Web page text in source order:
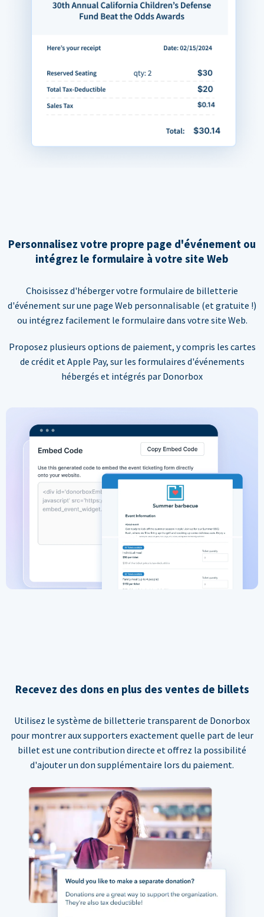
Personnalisez votre propre page d'événement ou
intégrez le formulaire à votre site Web
Choisissez d'héberger votre formulaire de billetterie
d'événement sur une page Web personnalisable (et gratuite !)
ou intégrez facilement le formulaire dans votre site Web.
Proposez plusieurs options de paiement, y compris les cartes
de crédit et Apple Pay, sur les formulaires d'événements
hébergés et intégrés par Donorbox
Recevez des dons en plus des ventes de billets
Utilisez le système de billetterie transparent de Donorbox
pour montrer aux supporters exactement quelle part de leur
billet est une contribution directe et offrez la possibilité
d'ajouter un don supplémentaire lors du paiement.